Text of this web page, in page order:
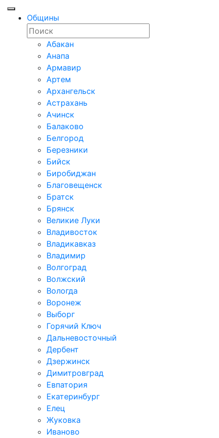
Общины
Абакан
Анапа
Армавир
Артем
Архангельск
Астрахань
Ачинск
Балаково
Белгород
Березники
Бийск
Биробиджан
Благовещенск
Братск
Брянск
Великие Луки
Владивосток
Владикавказ
Владимир
Волгоград
Волжский
Вологда
Воронеж
Выборг
Горячий Ключ
Дальневосточный
Дербент
Дзержинск
Димитровград
Евпатория
Екатеринбург
Елец
Жуковка
Иваново